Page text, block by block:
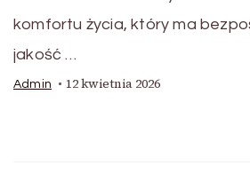
komfortu życia, który ma
jakość …
Admin 12 kwietnia 2026